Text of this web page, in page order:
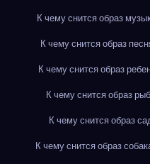
К чему снится образ
К чему снится образ
К чему снится образ
К чему снится образ
К чему снится образ
К чему снится образ